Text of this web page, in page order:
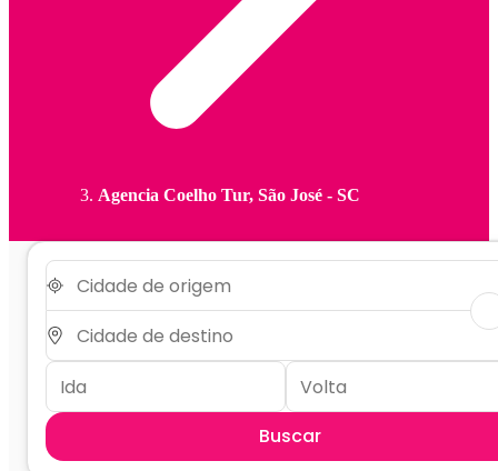
Agencia Coelho Tur, São José - SC
Buscar